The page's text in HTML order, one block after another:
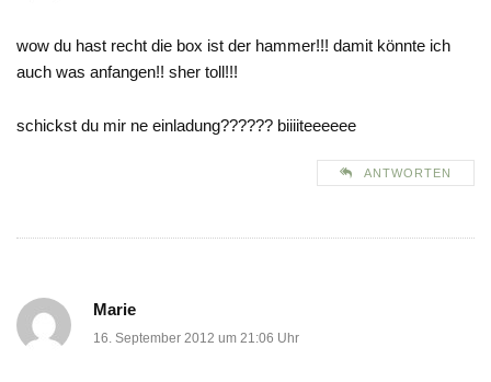
wow du hast recht die box ist der hammer!!! damit könnte ich
auch was anfangen!! sher toll!!!
schickst du mir ne einladung?????? biiiiteeeeee
ANTWORTEN
Marie
16. September 2012 um 21:06 Uhr